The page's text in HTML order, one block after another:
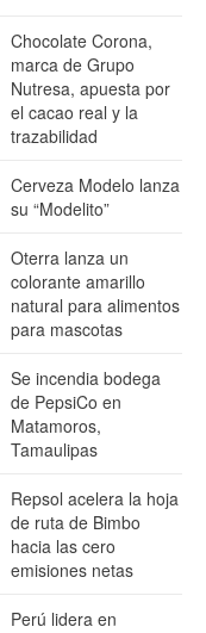
Chocolate Corona,
marca de Grupo
Nutresa, apuesta por
el cacao real y la
trazabilidad
Cerveza Modelo lanza
su “Modelito”
Oterra lanza un
colorante amarillo
natural para alimentos
para mascotas
Se incendia bodega
de PepsiCo en
Matamoros,
Tamaulipas
Repsol acelera la hoja
de ruta de Bimbo
hacia las cero
emisiones netas
Perú lidera en